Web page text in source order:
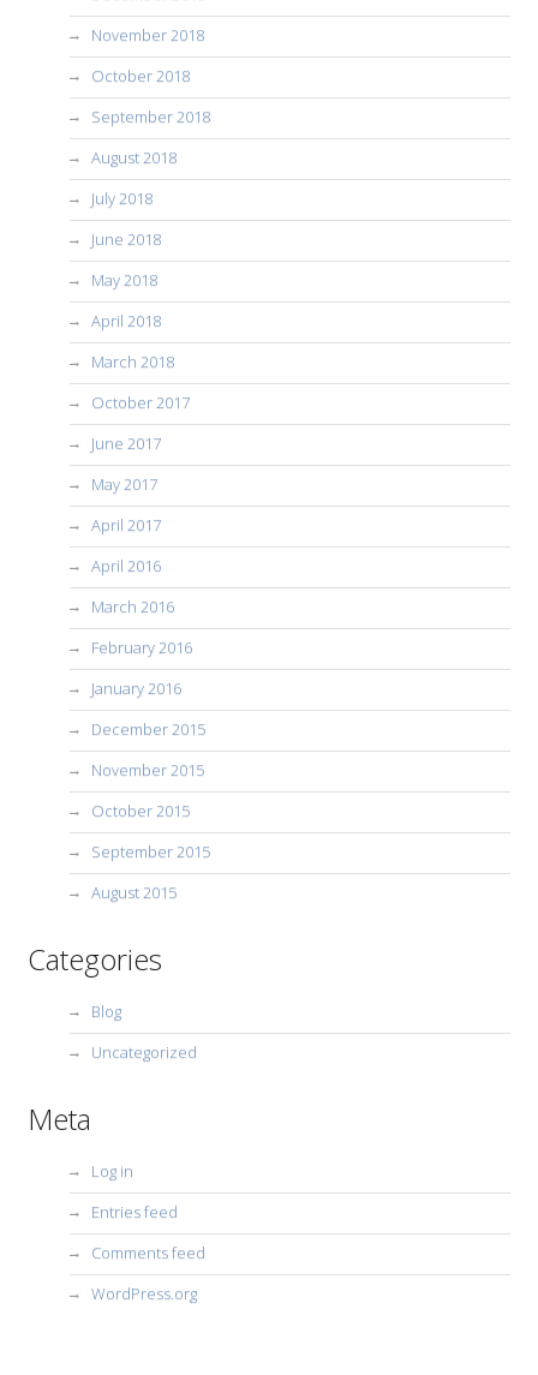
November 2018
October 2018
September 2018
August 2018
July 2018
June 2018
May 2018
April 2018
March 2018
October 2017
June 2017
May 2017
April 2017
April 2016
March 2016
February 2016
January 2016
December 2015
November 2015
October 2015
September 2015
August 2015
Categories
Blog
Uncategorized
Meta
Log in
Entries feed
Comments feed
WordPress.org